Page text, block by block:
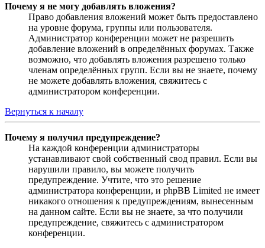
Почему я не могу добавлять вложения?
Право добавления вложений может быть предоставлено
на уровне форума, группы или пользователя.
Администратор конференции может не разрешить
добавление вложений в определённых форумах. Также
возможно, что добавлять вложения разрешено только
членам определённых групп. Если вы не знаете, почему
не можете добавлять вложения, свяжитесь с
администратором конференции.
Вернуться к началу
Почему я получил предупреждение?
На каждой конференции администраторы
устанавливают свой собственный свод правил. Если вы
нарушили правило, вы можете получить
предупреждение. Учтите, что это решение
администратора конференции, и phpBB Limited не имеет
никакого отношения к предупреждениям, вынесенным
на данном сайте. Если вы не знаете, за что получили
предупреждение, свяжитесь с администратором
конференции.